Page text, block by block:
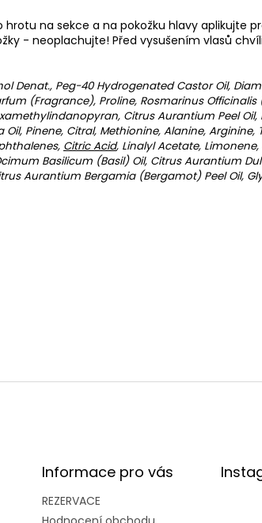
na sekce a na pokožku hlavy aplikujte
- neoplachujte! Před vysušením vlasů
Denat., Peg-40 Hydrogenated Castor Oil,
(Fragrance), Proline, Rosmarinus
Citrus Aurantium Peel Oil,
Pinene, Citral, Methionine, Alanine, Arginine,
Citric Acid, Linalyl Acetate,
Basilicum (Basil) Oil, Citrus Aurantium
Aurantium Bergamia (Bergamot) Peel Oil,
Informace pro vás
REZERVACE